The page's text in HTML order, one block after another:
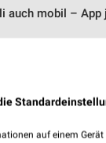
auch mobil – App
auf einem Gerät